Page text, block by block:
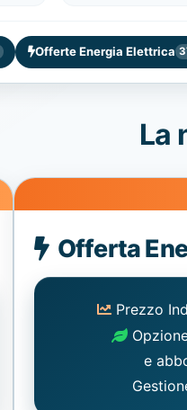
Offerte Energia Elettrica
La
Energia
Elettrica
consigliata
Offerta
Prezzo
e